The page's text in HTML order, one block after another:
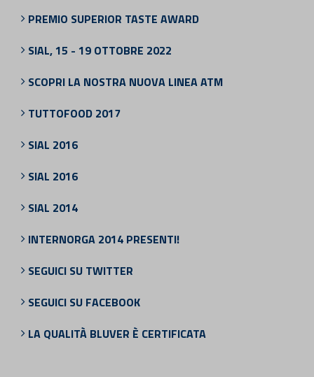
PREMIO SUPERIOR TASTE AWARD
SIAL, 15 - 19 OTTOBRE 2022
SCOPRI LA NOSTRA NUOVA LINEA ATM
TUTTOFOOD 2017
SIAL 2016
SIAL 2016
SIAL 2014
INTERNORGA 2014 PRESENTI!
SEGUICI SU TWITTER
SEGUICI SU FACEBOOK
LA QUALITÀ BLUVER È CERTIFICATA